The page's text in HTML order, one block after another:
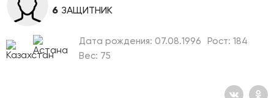
6 ЗАЩИТНИК
Дата рождения: 07.08.1996
Рост: 184
Вес: 75